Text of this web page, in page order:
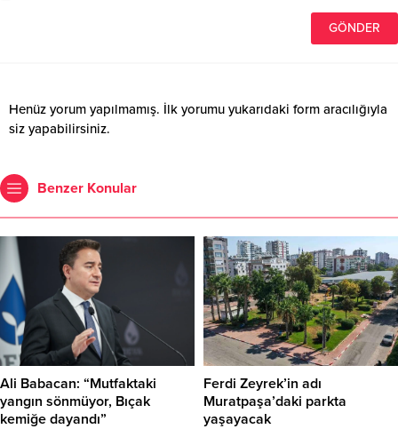
Henüz yorum yapılmamış. İlk yorumu yukarıdaki form aracılığıyla
siz yapabilirsiniz.
Benzer Konular
Ali Babacan: “Mutfaktaki
yangın sönmüyor, Bıçak
kemiğe dayandı”
Ferdi Zeyrek’in adı
Muratpaşa’daki parkta
yaşayacak